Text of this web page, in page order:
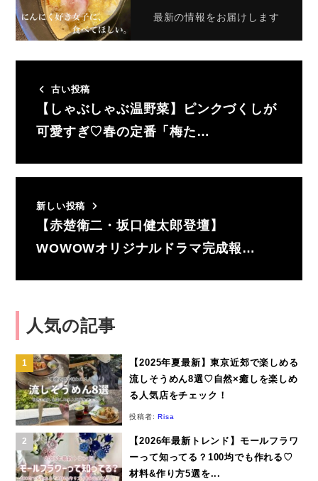
最新の情報をお届けします
古い投稿
【しゃぶしゃぶ温野菜】ピンクづくしが
可愛すぎ♡春の定番「梅た…
新しい投稿
【赤楚衛二・坂口健太郎登壇】
WOWOWオリジナルドラマ完成報…
人気の記事
【2025年夏最新】東京近郊で楽しめる
流しそうめん8選♡自然×癒しを楽しめ
る人気店をチェック！
投稿者:Risa
【2026年最新トレンド】モールフラワ
ーって知ってる？100均でも作れる♡
材料&作り方5選を...